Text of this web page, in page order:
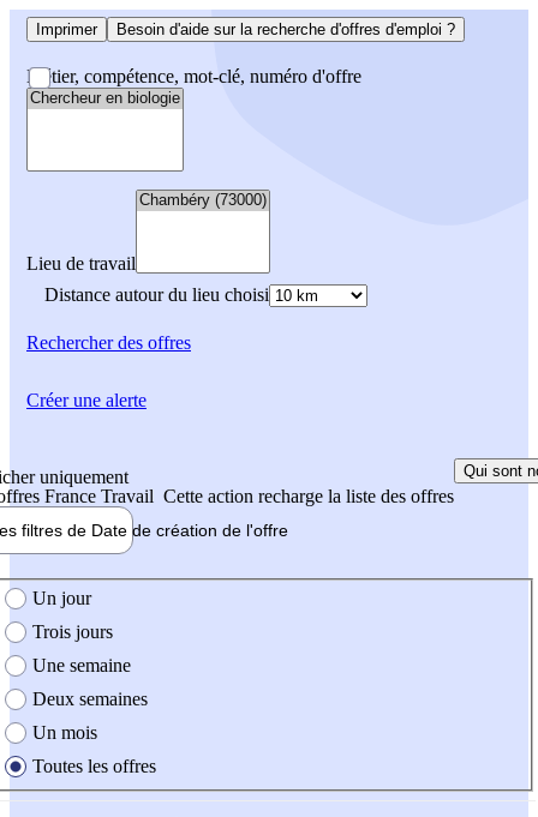
Imprimer Besoin d'aide sur la recherche d'offres d'emploi ?
Métier, compétence, mot-clé, numéro d'offre
Lieu de travail
Distance autour du lieu choisi
Rechercherdes offres
uniquement
France Travail Cette action recharge la liste des offres
Qui sont
filtres de Date de création de l'offre
création de l'offre
Un jour
Trois jours
Une semaine
Deux semaines
Un mois
Toutes les offres
Créer une alerte